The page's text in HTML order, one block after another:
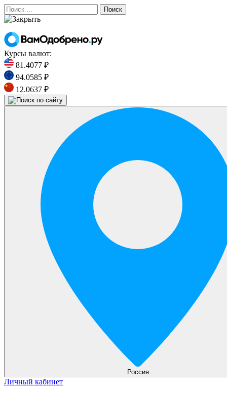
Поиск
Курсы валют:
81.4077 ₽
94.0585 ₽
12.0637 ₽
Россия
Личный кабинет